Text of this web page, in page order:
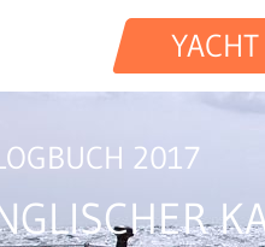
YACHT
2017